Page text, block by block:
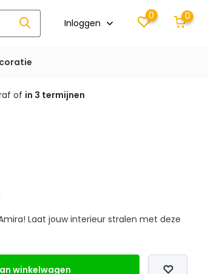
Inloggen
0 0
of in 3 termijnen
Laat jouw interieur stralen met deze
winkelwagen